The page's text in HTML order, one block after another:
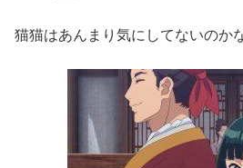
猫猫はあんまり気にしてないのかな